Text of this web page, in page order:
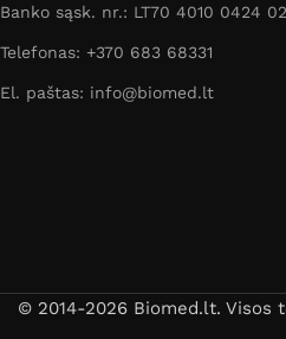
Banko sąsk. nr.: LT70 4010 0424
Telefonas: +370 683 68331
El. paštas: info@biomed.lt
© 2014-2026 Biomed.lt. Visos